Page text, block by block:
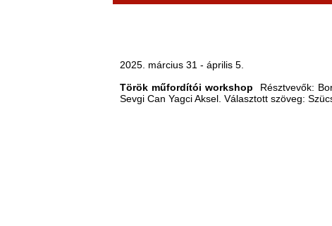
2025. március 31 - április 5.
Török műfordítói workshop
Résztvevők:
Sevgi Can Yagci Aksel. Választott szöveg: